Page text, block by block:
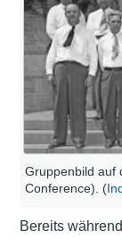
Gruppenbild auf
Conference). (
Bereits